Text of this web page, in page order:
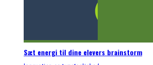
Sæt energi til dine elevers brainstorm